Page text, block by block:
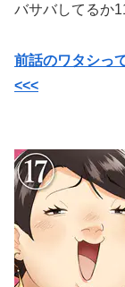
バサバしてるか
前話のワタシっ
<<<